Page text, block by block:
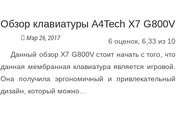
Обзор клавиатуры A4Tech X7 G800V
6 оценок, 6,33 из 10
Мар 26, 2017
Данный обзор X7 G800V стоит начать с того, что
данная мембранная клавиатура является игровой.
Она получила эргономичный и привлекательный
дизайн, который можно…